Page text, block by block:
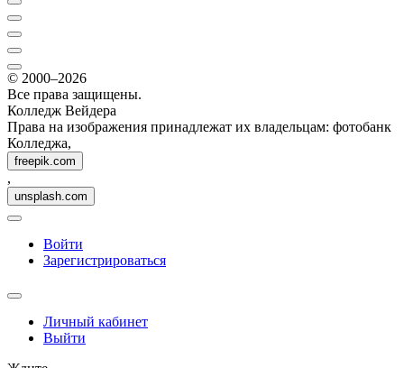
© 2000–2026
Все права защищены.
Колледж Вейдера
Права на изображения принадлежат их владельцам: фотобанк
Колледжа,
freepik.com
,
unsplash.com
Войти
Зарегистрироваться
Личный кабинет
Выйти